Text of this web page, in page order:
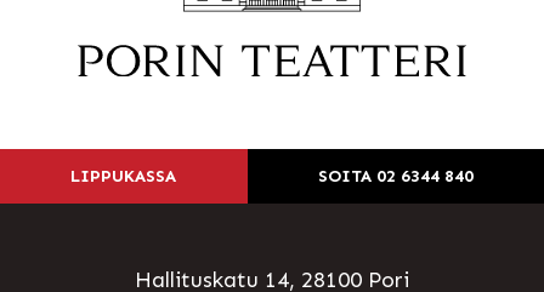
LIPPUKASSA SOITA 02 6344 840
Hallituskatu 14, 28100 Pori